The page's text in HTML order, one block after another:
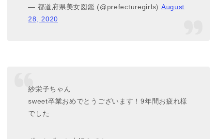
— 都道府県美女図鑑 (@prefecturegirls) August
28, 2020
紗栄子ちゃん
sweet卒業おめでとうございます！9年間お疲れ様
でした